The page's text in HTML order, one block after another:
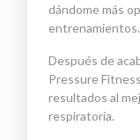
dándome más
entrenamientos.
Después de
PressureFitness
resultados al
respiratoria.